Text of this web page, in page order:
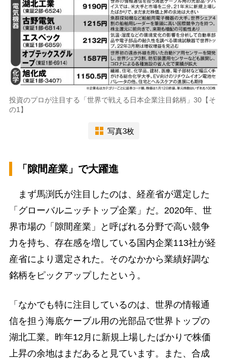
投資のプロが注目する「世界で戦える日本企業注目銘柄」30【そ
の1】
写真3枚
「隙間産業」で大躍進
まず馬渕氏が注目したのは、経産省が選定した
「グローバルニッチトップ企業」だ。2020年、世
界市場の「隙間産業」と呼ばれる分野で高い競争
力を持ち、存在感を増している国内企業113社が経
産省により選定された。そのなかから業績好調な
銘柄をピックアップしたという。
「なかでも特に注目しているのは、世界の情報通
信を担う海底ケーブル用の光部品で世界トップの
湖北工業。昨年12月に新規上場したばかりで株価
上昇の余地はまだあると見ています。また、合成